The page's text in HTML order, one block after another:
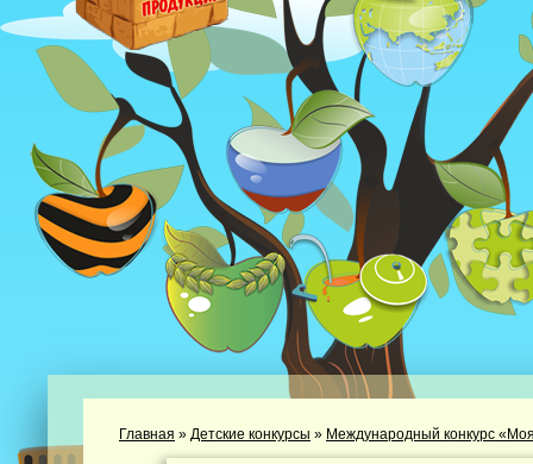
Главная » Детские конкурсы » Международный конкурс